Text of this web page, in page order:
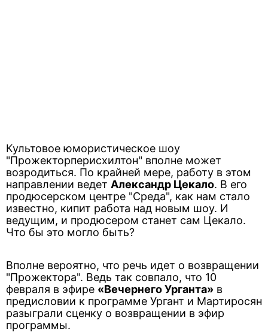
Культовое юмористическое шоу
"Прожекторперисхилтон" вполне может
возродиться. По крайней мере, работу в этом
направлении ведет Александр Цекало. В его
продюсерском центре "Среда", как нам стало
известно, кипит работа над новым шоу. И
ведущим, и продюсером станет сам Цекало.
Что бы это могло быть?
Вполне вероятно, что речь идет о возвращении
"Прожектора". Ведь так совпало, что 10
февраля в эфире «Вечернего Урганта» в
предисловии к программе Ургант и Мартиросян
разыграли сценку о возвращении в эфир
программы.